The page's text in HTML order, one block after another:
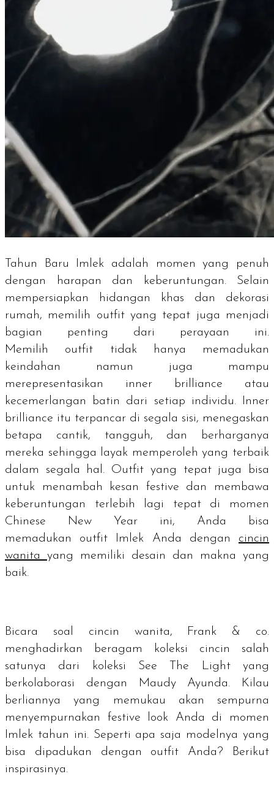
Tahun Baru Imlek adalah momen yang penuh
dengan harapan dan keberuntungan. Selain
mempersiapkan hidangan khas dan dekorasi
rumah, memilih outfityang tepat juga menjadi
bagian penting dari perayaan ini.
Memilih outfit tidak hanya memadukan
keindahan namun juga mampu
merepresentasikan inner brilliance atau
kecemerlangan batin dari setiap individu.
Inner
brilliance itu terpancar di segala sisi, menegaskan
betapa cantik, tangguh, dan berharganya
mereka sehingga layak memperoleh yang terbaik
dalam segala hal. Outfit yang tepat juga bisa
untuk menambah kesan festive dan membawa
keberuntungan terlebih lagi tepat di momen
Chinese New Year ini, Anda bisa
memadukan outfit Imlek Anda dengan cincin
wanita
yang memiliki desain dan makna yang
baik.
Bicara soal cincin wanita, Frank & co.
menghadirkan beragam koleksi cincin salah
satunya dari koleksi See The Light yang
berkolaborasi dengan Maudy Ayunda. Kilau
berliannya yang memukau akan sempurna
menyempurnakan festive look Anda di momen
Imlek tahun ini. Seperti apa saja modelnya yang
bisa dipadukan dengan outfit Anda? Berikut
inspirasinya.